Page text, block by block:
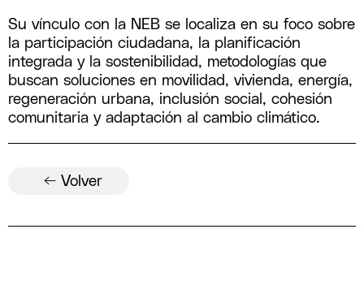
Su vínculo con la NEB se localiza en su foco sobre
la participación ciudadana, la planificación
integrada y la sostenibilidad, metodologías que
buscan soluciones en movilidad, vivienda, energía,
regeneración urbana, inclusión social, cohesión
comunitaria y adaptación al cambio climático.
← Volver